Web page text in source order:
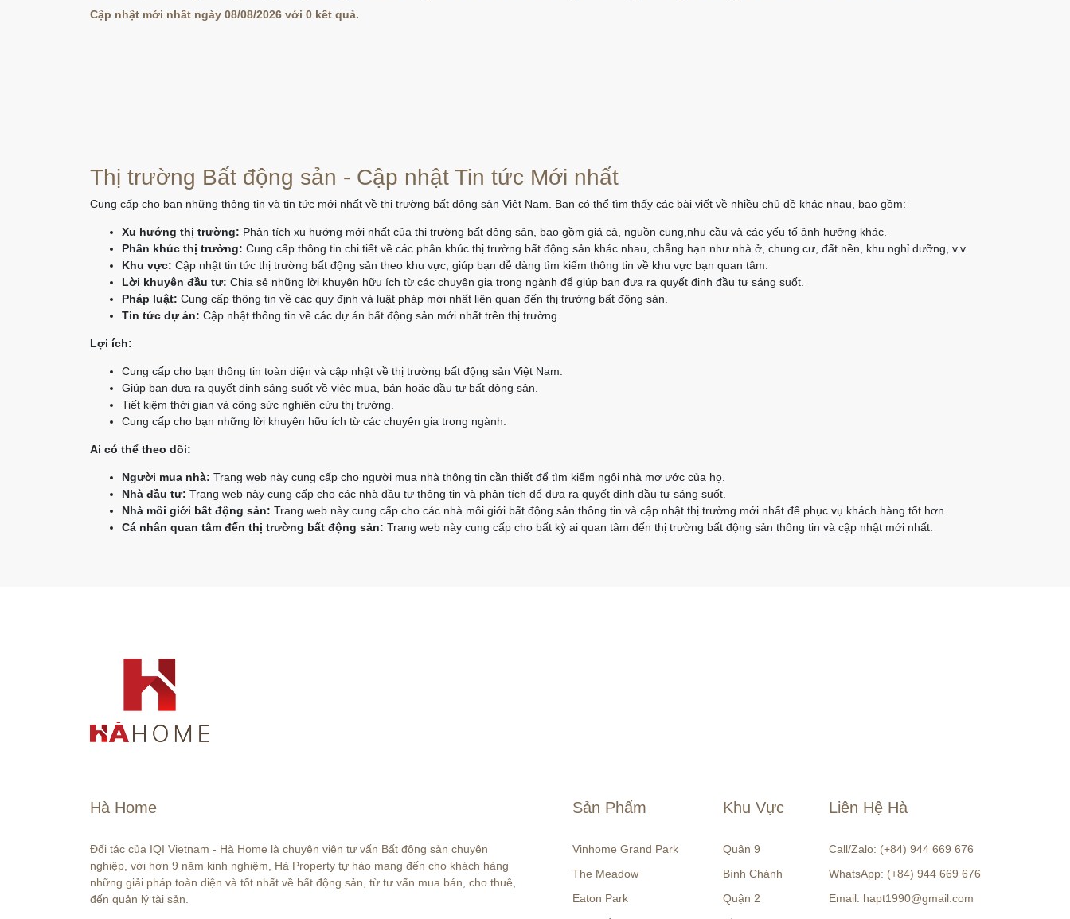
Cập nhật mới nhất ngày 08/08/2026 với 0 kết quả.
Thị trường Bất động sản - Cập nhật Tin tức Mới nhất
Cung cấp cho bạn những thông tin và tin tức mới nhất về thị trường bất động sản Việt Nam. Bạn có thể tìm thấy các bài viết về nhiều chủ đề khác nhau, bao gồm:
Xu hướng thị trường: Phân tích xu hướng mới nhất của thị trường bất động sản, bao gồm giá cả, nguồn cung,nhu cầu và các yếu tố ảnh hưởng khác.
Phân khúc thị trường: Cung cấp thông tin chi tiết về các phân khúc thị trường bất động sản khác nhau, chẳng hạn như nhà ở, chung cư, đất nền, khu nghỉ dưỡng, v.v.
Khu vực: Cập nhật tin tức thị trường bất động sản theo khu vực, giúp bạn dễ dàng tìm kiếm thông tin về khu vực bạn quan tâm.
Lời khuyên đầu tư: Chia sẻ những lời khuyên hữu ích từ các chuyên gia trong ngành để giúp bạn đưa ra quyết định đầu tư sáng suốt.
Pháp luật: Cung cấp thông tin về các quy định và luật pháp mới nhất liên quan đến thị trường bất động sản.
Tin tức dự án: Cập nhật thông tin về các dự án bất động sản mới nhất trên thị trường.
Lợi ích:
Cung cấp cho bạn thông tin toàn diện và cập nhật về thị trường bất động sản Việt Nam.
Giúp bạn đưa ra quyết định sáng suốt về việc mua, bán hoặc đầu tư bất động sản.
Tiết kiệm thời gian và công sức nghiên cứu thị trường.
Cung cấp cho bạn những lời khuyên hữu ích từ các chuyên gia trong ngành.
Ai có thể theo dõi:
Người mua nhà: Trang web này cung cấp cho người mua nhà thông tin cần thiết để tìm kiếm ngôi nhà mơ ước của họ.
Nhà đầu tư: Trang web này cung cấp cho các nhà đầu tư thông tin và phân tích để đưa ra quyết định đầu tư sáng suốt.
Nhà môi giới bất động sản: Trang web này cung cấp cho các nhà môi giới bất động sản thông tin và cập nhật thị trường mới nhất để phục vụ khách hàng tốt hơn.
Cá nhân quan tâm đến thị trường bất động sản: Trang web này cung cấp cho bất kỳ ai quan tâm đến thị trường bất động sản thông tin và cập nhật mới nhất.
Hà Home
Đối tác của IQI Vietnam - Hà Home là chuyên viên tư vấn Bất động sản chuyên
nghiệp, với hơn 9 năm kinh nghiệm, Hà Property tự hào mang đến cho khách hàng
những giải pháp toàn diện và tốt nhất về bất động sản, từ tư vấn mua bán, cho thuê,
đến quản lý tài sản.
Sản Phẩm
Vinhome Grand Park
The Meadow
Eaton Park
Khu Vực
Quận 9
Bình Chánh
Quận 2
Liên Hệ Hà
Call/Zalo: (+84) 944 669 676
WhatsApp: (+84) 944 669 676
Email: hapt1990@gmail.com